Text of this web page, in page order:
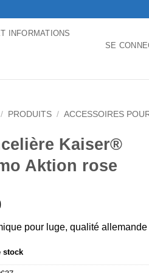
INFORMATIONS
SE
/ PRODUITS / ACCESSOIRES
Kaiser®
Aktion rose
pour luge, qualité allemande
stock